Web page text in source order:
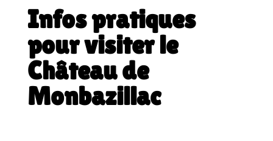
Infos pratiques
pour visiter le
Château de
Monbazillac